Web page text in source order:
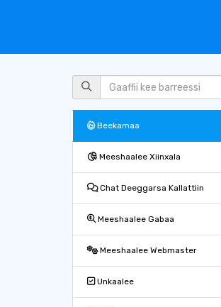
Beekamaa
Meeshaalee Xiinxala
Chat Deeggarsa Kallattiin
Meeshaalee Gabaa
Meeshaalee Webmaster
Unkaalee